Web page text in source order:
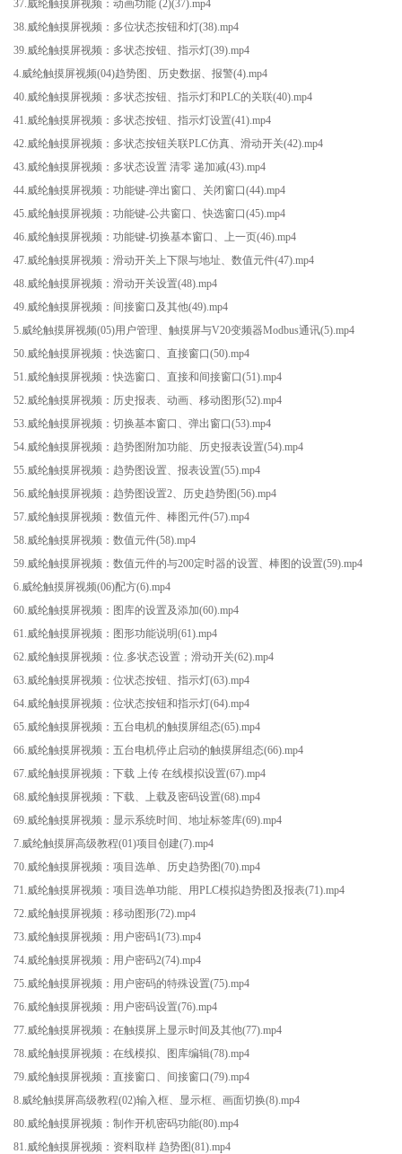
37.威纶触摸屏视频：动画功能 (2)(37).mp4
38.威纶触摸屏视频：多位状态按钮和灯(38).mp4
39.威纶触摸屏视频：多状态按钮、指示灯(39).mp4
4.威纶触摸屏视频(04)趋势图、历史数据、报警(4).mp4
40.威纶触摸屏视频：多状态按钮、指示灯和PLC的关联(40).mp4
41.威纶触摸屏视频：多状态按钮、指示灯设置(41).mp4
42.威纶触摸屏视频：多状态按钮关联PLC仿真、滑动开关(42).mp4
43.威纶触摸屏视频：多状态设置 清零 递加减(43).mp4
44.威纶触摸屏视频：功能键-弹出窗口、关闭窗口(44).mp4
45.威纶触摸屏视频：功能键-公共窗口、快选窗口(45).mp4
46.威纶触摸屏视频：功能键-切换基本窗口、上一页(46).mp4
47.威纶触摸屏视频：滑动开关上下限与地址、数值元件(47).mp4
48.威纶触摸屏视频：滑动开关设置(48).mp4
49.威纶触摸屏视频：间接窗口及其他(49).mp4
5.威纶触摸屏视频(05)用户管理、触摸屏与V20变频器Modbus通讯(5).mp4
50.威纶触摸屏视频：快选窗口、直接窗口(50).mp4
51.威纶触摸屏视频：快选窗口、直接和间接窗口(51).mp4
52.威纶触摸屏视频：历史报表、动画、移动图形(52).mp4
53.威纶触摸屏视频：切换基本窗口、弹出窗口(53).mp4
54.威纶触摸屏视频：趋势图附加功能、历史报表设置(54).mp4
55.威纶触摸屏视频：趋势图设置、报表设置(55).mp4
56.威纶触摸屏视频：趋势图设置2、历史趋势图(56).mp4
57.威纶触摸屏视频：数值元件、棒图元件(57).mp4
58.威纶触摸屏视频：数值元件(58).mp4
59.威纶触摸屏视频：数值元件的与200定时器的设置、棒图的设置(59).mp4
6.威纶触摸屏视频(06)配方(6).mp4
60.威纶触摸屏视频：图库的设置及添加(60).mp4
61.威纶触摸屏视频：图形功能说明(61).mp4
62.威纶触摸屏视频：位.多状态设置；滑动开关(62).mp4
63.威纶触摸屏视频：位状态按钮、指示灯(63).mp4
64.威纶触摸屏视频：位状态按钮和指示灯(64).mp4
65.威纶触摸屏视频：五台电机的触摸屏组态(65).mp4
66.威纶触摸屏视频：五台电机停止启动的触摸屏组态(66).mp4
67.威纶触摸屏视频：下载 上传 在线模拟设置(67).mp4
68.威纶触摸屏视频：下载、上载及密码设置(68).mp4
69.威纶触摸屏视频：显示系统时间、地址标签库(69).mp4
7.威纶触摸屏高级教程(01)项目创建(7).mp4
70.威纶触摸屏视频：项目选单、历史趋势图(70).mp4
71.威纶触摸屏视频：项目选单功能、用PLC模拟趋势图及报表(71).mp4
72.威纶触摸屏视频：移动图形(72).mp4
73.威纶触摸屏视频：用户密码1(73).mp4
74.威纶触摸屏视频：用户密码2(74).mp4
75.威纶触摸屏视频：用户密码的特殊设置(75).mp4
76.威纶触摸屏视频：用户密码设置(76).mp4
77.威纶触摸屏视频：在触摸屏上显示时间及其他(77).mp4
78.威纶触摸屏视频：在线模拟、图库编辑(78).mp4
79.威纶触摸屏视频：直接窗口、间接窗口(79).mp4
8.威纶触摸屏高级教程(02)输入框、显示框、画面切换(8).mp4
80.威纶触摸屏视频：制作开机密码功能(80).mp4
81.威纶触摸屏视频：资料取样 趋势图(81).mp4